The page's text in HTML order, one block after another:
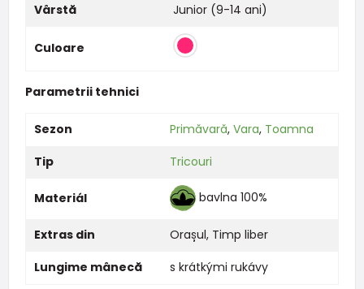
Vârstă
Junior (9-14 ani)
Culoare
Parametrii tehnici
Sezon Primăvară, Vara, Toamna
Tip
Tricouri
Materiál bavlna 100%
Extras din Orașul, Timp liber
Lungime mânecă
s krátkými rukávy